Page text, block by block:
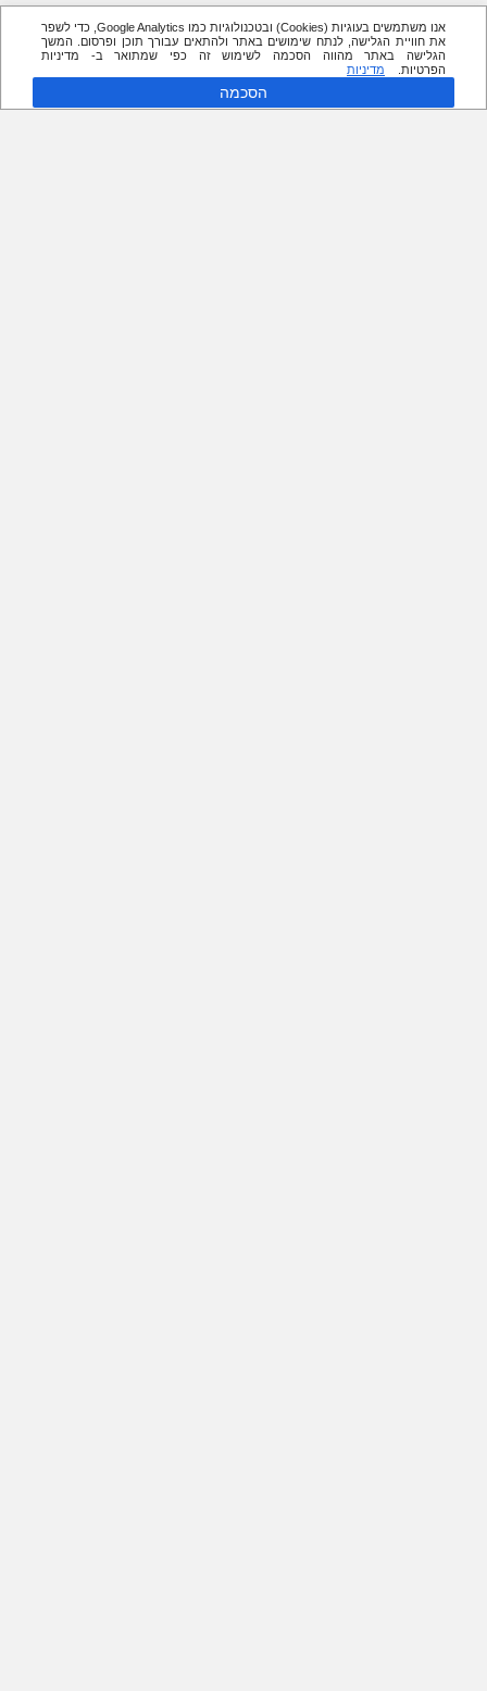
אנו משתמשים בעוגיות (Cookies) ובטכנולוגיות כמו Google Analytics, כדי לשפר
את חוויית הגלישה, לנתח שימושים באתר ולהתאים עבורך תוכן ופרסום. המשך
הגלישה באתר מהווה הסכמה לשימוש זה כפי שמתואר ב- מדיניות
הפרטיות.
מדיניות
הסכמה